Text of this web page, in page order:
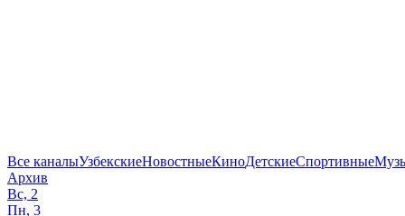
Все каналыУзбекскиеНовостныеКиноДетскиеСпортивные
Архив
Вс, 2
Пн, 3